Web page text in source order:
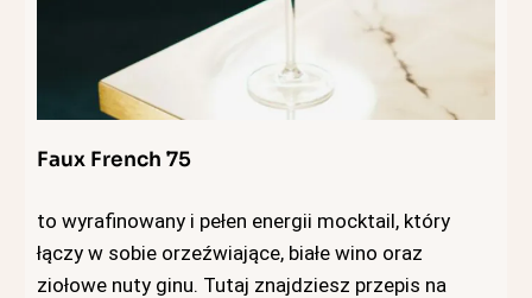
Faux French 75
to wyrafinowany i pełen energii mocktail, który
łączy w sobie orzeźwiające, białe wino oraz
ziołowe nuty ginu. Tutaj znajdziesz przepis na